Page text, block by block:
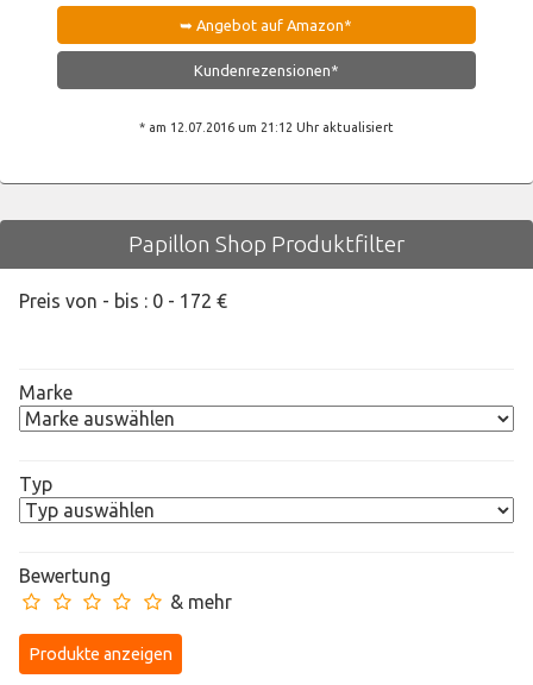
➥ Angebot auf Amazon*
Kundenrezensionen*
* am 12.07.2016 um 21:12 Uhr aktualisiert
Papillon Shop Produktfilter
Preis von - bis : 0 - 172 €
Marke
Typ
Bewertung
& mehr